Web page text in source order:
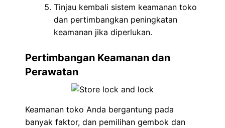
Tinjau kembali sistem keamanan toko
dan pertimbangkan peningkatan
keamanan jika diperlukan.
Pertimbangan Keamanan dan
Perawatan
Keamanan toko Anda bergantung pada
banyak faktor, dan pemilihan gembok dan